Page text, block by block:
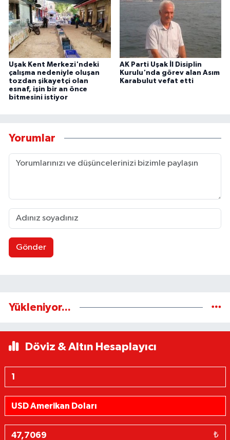
Uşak Kent Merkezi'ndeki
çalışma nedeniyle oluşan
tozdan şikayetçi olan
esnaf, işin bir an önce
bitmesini istiyor
AK Parti Uşak İl Disiplin
Kurulu'nda görev alan Asım
Karabulut vefat etti
Yorumlar
Gönder
Yükleniyor...
Döviz & Altın Hesaplayıcı
₺